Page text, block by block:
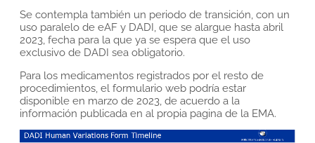
Se contempla también un periodo de transición, con un
uso paralelo de eAF y DADI, que se alargue hasta abril
2023, fecha para la que ya se espera que el uso
exclusivo de DADI sea obligatorio.
Para los medicamentos registrados por el resto de
procedimientos, el formulario web podría estar
disponible en marzo de 2023, de acuerdo a la
información publicada en al propia pagina de la EMA.